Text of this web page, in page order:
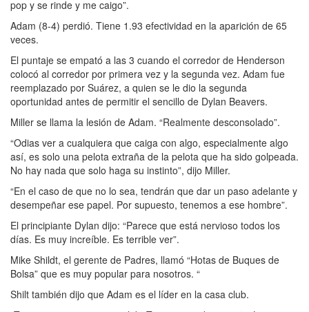
pop y se rinde y me caigo”.
Adam (8-4) perdió. Tiene 1.93 efectividad en la aparición de 65
veces.
El puntaje se empató a las 3 cuando el corredor de Henderson
colocó al corredor por primera vez y la segunda vez. Adam fue
reemplazado por Suárez, a quien se le dio la segunda
oportunidad antes de permitir el sencillo de Dylan Beavers.
Miller se llama la lesión de Adam. “Realmente desconsolado”.
“Odias ver a cualquiera que caiga con algo, especialmente algo
así, es solo una pelota extraña de la pelota que ha sido golpeada.
No hay nada que solo haga su instinto”, dijo Miller.
“En el caso de que no lo sea, tendrán que dar un paso adelante y
desempeñar ese papel. Por supuesto, tenemos a ese hombre”.
El principiante Dylan dijo: “Parece que está nervioso todos los
días. Es muy increíble. Es terrible ver”.
Mike Shildt, el gerente de Padres, llamó “Hotas de Buques de
Bolsa” que es muy popular para nosotros. “
Shilt también dijo que Adam es el líder en la casa club.